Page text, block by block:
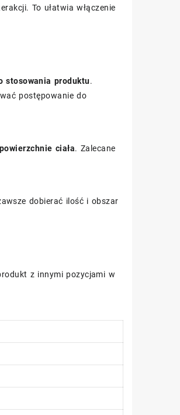
To ułatwia włączenie
stosowania produktu.
postępowanie do
ciała. Zalecane
dobierać ilość i obszar
z innymi pozycjami w